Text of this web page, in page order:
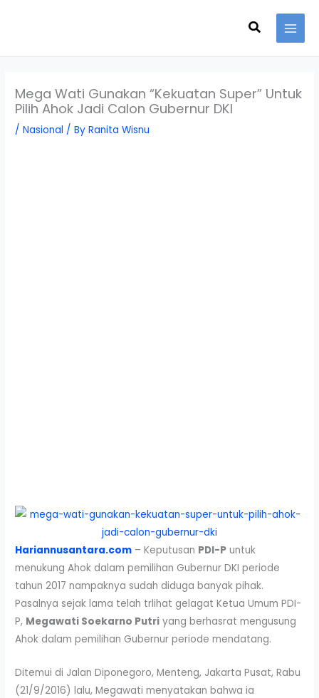
Search
Mega Wati Gunakan “Kekuatan Super” Untuk
Pilih Ahok Jadi Calon Gubernur DKI
/Nasional / ByRanita Wisnu
Hariannusantara.com – Keputusan PDI-P untuk
menukung Ahok dalam pemilihan Gubernur DKI periode
tahun 2017 nampaknya sudah diduga banyak pihak.
Pasalnya sejak lama telah trlihat gelagat Ketua Umum PDI-
P, Megawati Soekarno Putri yang berhasrat mengusung
Ahok dalam pemilihan Gubernur periode mendatang.
Ditemui di Jalan Diponegoro, Menteng, Jakarta Pusat, Rabu
(21/9/2016) lalu, Megawati menyatakan bahwa ia